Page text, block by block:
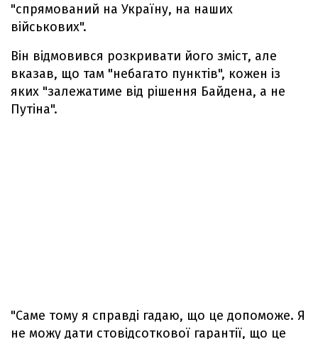
"спрямований на Україну, на наших
військових".
Він відмовився розкривати його зміст, але
вказав, що там "небагато пунктів", кожен із
яких "залежатиме від рішення Байдена, а не
Путіна".
"Саме тому я справді гадаю, що це допоможе. Я
не можу дати стовідсоткової гарантії, що це